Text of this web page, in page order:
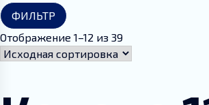
Главная
Каталог
ФИЛЬТР
Отображение 1–12 из 39